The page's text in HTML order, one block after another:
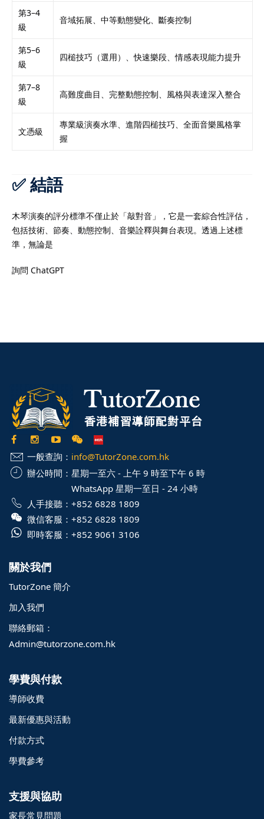
第3–4
級
音域拓展、中等動態變化、斷奏控制
第5–6
級
四槌技巧（選用）、快速樂段、情感表現能力提升
第7–8
級
高難度曲目、完整動態控制、風格與表達深入整合
文憑級
專業級演奏水準、進階四槌技巧、全面音樂風格掌
握
✅ 結語
木琴演奏的評分標準不僅止於「敲對音」，它是一套綜合性評估，
包括技術、節奏、動態控制、音樂詮釋與舞台表現。透過上述標
準，無論是
詢問 ChatGPT
一般查詢： info@TutorZone.com.hk
辦公時間： 星期一至六 - 上午 9 時至下午 6 時
WhatsApp 星期一至日 - 24 小時
人手接聽： +852 6828 1809
微信客服： +852 6828 1809
即時客服： +852 9061 3106
關於我們
TutorZone 簡介
加入我們
聯絡郵箱：
Admin@tutorzone.com.hk
學費與付款
導師收費
最新優惠與活動
付款方式
學費參考
支援與協助
家長常見問題